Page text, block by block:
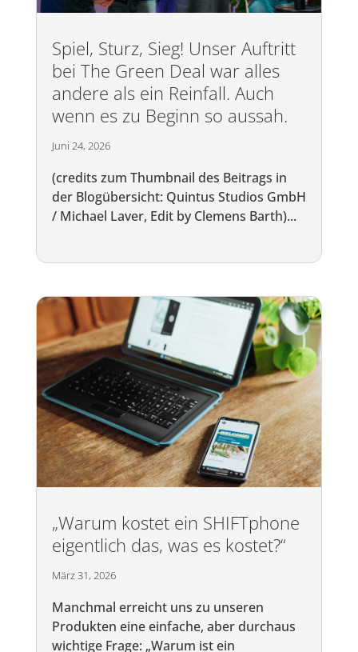
Spiel, Sturz, Sieg! Unser Auftritt
bei The Green Deal war alles
andere als ein Reinfall. Auch
wenn es zu Beginn so aussah.
Juni 24, 2026
(credits zum Thumbnail des Beitrags in
der Blogübersicht: Quintus Studios GmbH
/ Michael Laver, Edit by Clemens Barth)...
„Warum kostet ein SHIFTphone
eigentlich das, was es kostet?“
März 31, 2026
Manchmal erreicht uns zu unseren
Produkten eine einfache, aber durchaus
wichtige Frage: „Warum ist ein